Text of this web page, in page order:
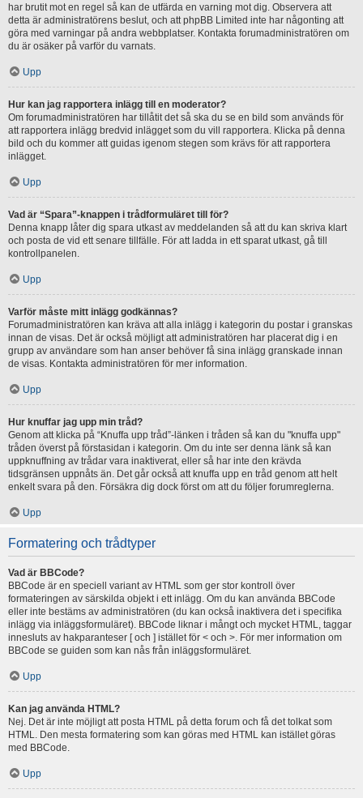
har brutit mot en regel så kan de utfärda en varning mot dig. Observera att
detta är administratörens beslut, och att phpBB Limited inte har någonting att
göra med varningar på andra webbplatser. Kontakta forumadministratören om
du är osäker på varför du varnats.
Upp
Hur kan jag rapportera inlägg till en moderator?
Om forumadministratören har tillåtit det så ska du se en bild som används för
att rapportera inlägg bredvid inlägget som du vill rapportera. Klicka på denna
bild och du kommer att guidas igenom stegen som krävs för att rapportera
inlägget.
Upp
Vad är “Spara”-knappen i trådformuläret till för?
Denna knapp låter dig spara utkast av meddelanden så att du kan skriva klart
och posta de vid ett senare tillfälle. För att ladda in ett sparat utkast, gå till
kontrollpanelen.
Upp
Varför måste mitt inlägg godkännas?
Forumadministratören kan kräva att alla inlägg i kategorin du postar i granskas
innan de visas. Det är också möjligt att administratören har placerat dig i en
grupp av användare som han anser behöver få sina inlägg granskade innan
de visas. Kontakta administratören för mer information.
Upp
Hur knuffar jag upp min tråd?
Genom att klicka på “Knuffa upp tråd”-länken i tråden så kan du "knuffa upp"
tråden överst på förstasidan i kategorin. Om du inte ser denna länk så kan
uppknuffning av trådar vara inaktiverat, eller så har inte den krävda
tidsgränsen uppnåts än. Det går också att knuffa upp en tråd genom att helt
enkelt svara på den. Försäkra dig dock först om att du följer forumreglerna.
Upp
Formatering och trådtyper
Vad är BBCode?
BBCode är en speciell variant av HTML som ger stor kontroll över
formateringen av särskilda objekt i ett inlägg. Om du kan använda BBCode
eller inte bestäms av administratören (du kan också inaktivera det i specifika
inlägg via inläggsformuläret). BBCode liknar i mångt och mycket HTML, taggar
innesluts av hakparanteser [ och ] istället för < och >. För mer information om
BBCode se guiden som kan nås från inläggsformuläret.
Upp
Kan jag använda HTML?
Nej. Det är inte möjligt att posta HTML på detta forum och få det tolkat som
HTML. Den mesta formatering som kan göras med HTML kan istället göras
med BBCode.
Upp